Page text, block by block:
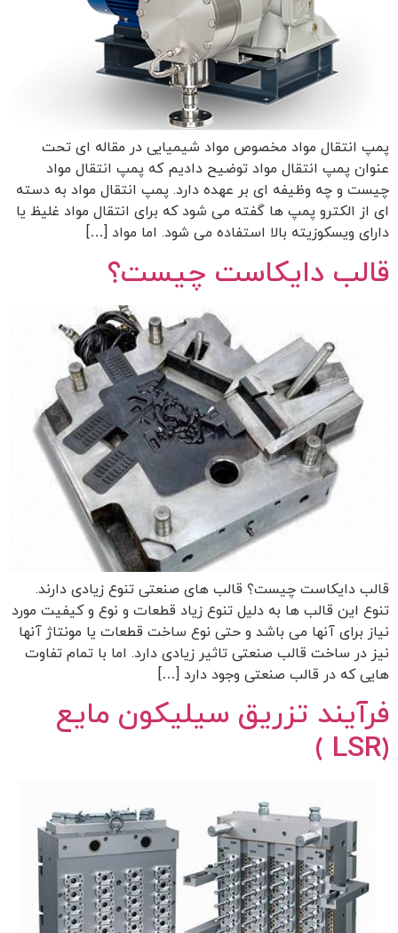
پمپ انتقال مواد مخصوص مواد شیمیایی در مقاله ای تحت
عنوان پمپ انتقال مواد توضیح دادیم که پمپ انتقال مواد
چیست و چه وظیفه ای بر عهده دارد. پمپ انتقال مواد به دسته
ای از الکترو پمپ ها گفته می شود که برای انتقال مواد غلیظ یا
دارای ویسکوزیته بالا استفاده می شود. اما مواد […]
قالب دایکاست چیست؟
قالب دایکاست چیست؟ قالب های صنعتی تنوع زیادی دارند.
تنوع این قالب ها به دلیل تنوع زیاد قطعات و نوع و کیفیت مورد
نیاز برای آنها می باشد و حتی نوع ساخت قطعات یا مونتاژ آنها
نیز در ساخت قالب صنعتی تاثیر زیادی دارد. اما با تمام تفاوت
هایی که در قالب صنعتی وجود دارد […]
فرآیند تزریق سیلیکون مایع
(LSR )